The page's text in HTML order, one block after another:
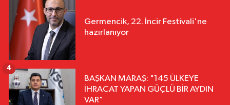
Germencik, 22. İncir Festivali'ne
hazırlanıyor
BAŞKAN MARAŞ: "145 ÜLKEYE
İHRACAT YAPAN GÜÇLÜ BİR AYDIN
VAR"
4